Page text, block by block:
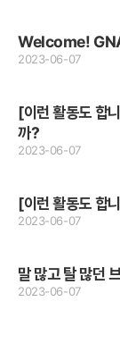
Welcome!
2023-06-07
[이런 활동도 합
까?
2023-06-07
[이런 활동도 합
2023-06-07
말 많고 탈 많던
2023-06-07